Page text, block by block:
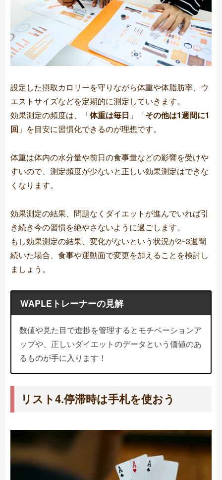
設定した摂取カロリーを守りながら体重や体脂肪率、ウ
エストサイズなどを定期的に測定していきます。
効果測定の頻度は、「体重は毎日 」「その他は1週間に1
回 」を目安に習慣化できるのが理想です。
体重は体内の水分量や前日の食事量などの影響を受けや
すいので、測定頻度が少ないと正しい効果測定はできな
くなります。
効果測定の結果、問題なくダイエットが進んでいれば引
き続き今の習慣を絶やさないように過ごします。
もし効果測定の結果、変化がないという状況が2~3週間
続いた場合、食事や運動面で変更を加えることを検討し
ましょう。
WAPLEトレーナーの見解
数値や見た目で進捗を管理するとモチベーションア
ップや、正しいダイエットのデータという価値のあ
るものが手に入ります！
リスト4.停滞時は手札を使おう